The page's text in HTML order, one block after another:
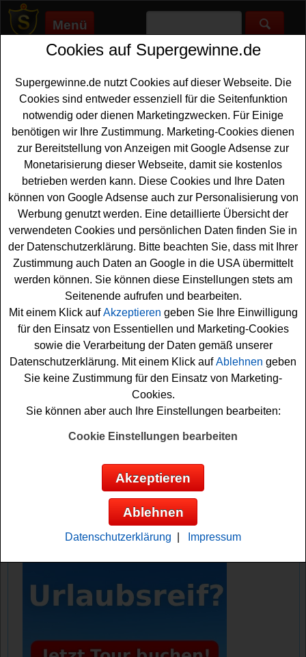
Menü
Supergewinne.de>Gewinnspiele>Sonstige Gewinnspiele
Anzeige:
Anzeige:
Blooms Adventskalender
Gewinnspiel
TolleDeko gewinnenkönnen Sie unter anderem bei dem
Blooms Adventskalender Gewinnspiel 2025. Jeden Tag
wartet schöne neue Preise auf glückliche Gewinner. Man
kann die Preise sogar schon vorher sehen, nur nicht,
wann Sie verlost werden. Zu gewinnen gibt es in der Zeit
vor Weihnachten tolle Deko-Artikel die Ihr Zuhause
schöner und gemütlicher machen. Weiterhin warten
schöneAccessoires, ein Hotelaufenthalt und viele
weitere schöne Sachpreise auf glückliche Gewinner.
Falls Sie an dem Blooms Adventskalender Gewinnspiel
teilnehmen möchten, brauchen Sie nur die Türchen des
Tages zu öffnen und können dann an der jeweiligen
Verlosung teilnehmen. Viel Glück und eine schöne
Adventszeit mit dem Blooms Adventskalender
Gewinnspiel2025!
Blooms verlost tolle Deko und schöne
Anzeige:
Cookies auf Supergewinne.de
Supergewinne.de nutzt Cookies auf dieser Webseite. Die
Cookies sind entweder essenziell für die Seitenfunktion
notwendig oder dienen Marketingzwecken. Für Einige
benötigen wir Ihre Zustimmung. Marketing-Cookies dienen
zur Bereitstellung von Anzeigen mit Google Adsense zur
Monetarisierung dieser Webseite, damit sie kostenlos
betrieben werden kann. Diese Cookies und Ihre Daten
können von Google Adsense auch zur Personalisierung von
Werbung genutzt werden. Eine detaillierte Übersicht der
verwendeten Cookies und persönlichen Daten finden Sie in
der Datenschutzerklärung. Bitte beachten Sie, dass mit Ihrer
Zustimmung auch Daten an Google in die USA übermittelt
werden können. Sie können diese Einstellungen stets am
Seitenende aufrufen und bearbeiten.
Mit einem Klick aufAkzeptieren geben Sie Ihre Einwilligung
für den Einsatz von Essentiellen und Marketing-Cookies
sowie die Verarbeitung der Daten gemäß unserer
Datenschutzerklärung. Mit einem Klick aufAblehnen geben
Sie keine Zustimmung für den Einsatz von Marketing-
Cookies.
Sie können aber auch Ihre Einstellungen bearbeiten:
Cookie Einstellungen bearbeiten
Akzeptieren
Ablehnen
Datenschutzerklärung Impressum